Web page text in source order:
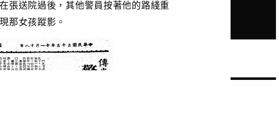
張送院過後，其他警員按著他的路綫重
那女孩蹤影。